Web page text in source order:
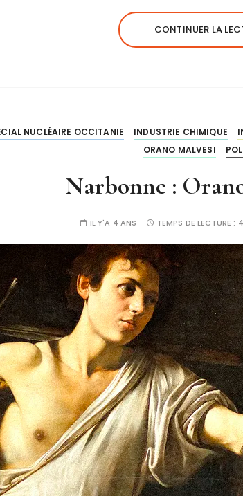
CONTINUER LA
NUCLÉAIRE OCCITANIE INDUSTRIE CHIMIQUE
ORANO MALVESI
Narbonne :
IL Y'A 4 ANS TEMPS DE LECTURE :